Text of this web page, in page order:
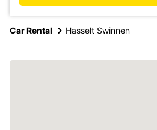
Car Rental Hasselt Swinnen